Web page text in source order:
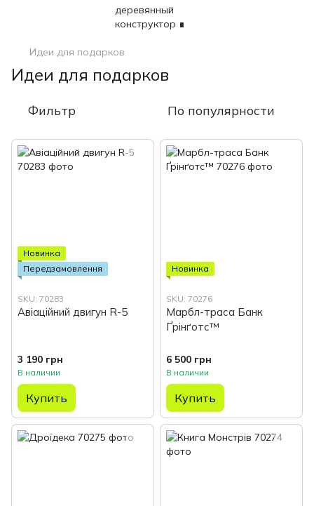
Идеи для подарков
Идеи для подарков
Фильтр По популярности
Новинка
Передзамовлення
SKU: 70283
Авіаційний двигун R-5
3 190 грн
В наличии
Купить
Новинка
SKU: 70276
Марбл-траса Банк
Ґрінґотс™
6 500 грн
В наличии
Купить